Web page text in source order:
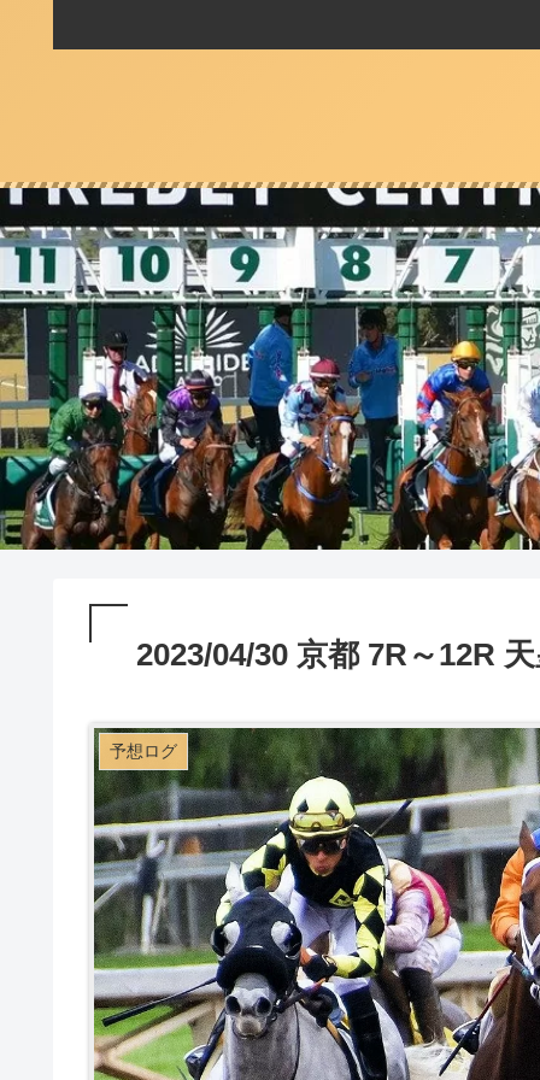
2023/04/30 京都 7R～12R
予想ログ